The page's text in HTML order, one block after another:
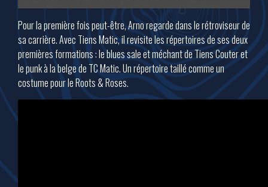
Pour la première fois peut-être, Arno regarde dans le rétroviseur de
sa carrière. Avec Tiens Matic, il revisite les répertoires de ses deux
premières formations : le blues sale et méchant de Tiens Couter et
le punk à la belge de TC Matic. Un répertoire taillé comme un
costume pour le Roots & Roses.